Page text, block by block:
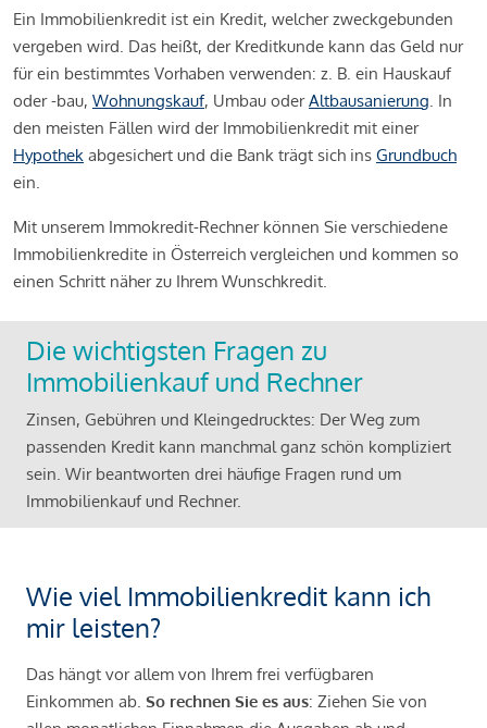
Ein Immobilienkredit ist ein Kredit, welcher zweckgebunden
vergeben wird. Das heißt, der Kreditkunde kann das Geld nur
für ein bestimmtes Vorhaben verwenden: z. B. ein Hauskauf
oder -bau, Wohnungskauf, Umbau oderAltbausanierung. In
den meisten Fällen wird der Immobilienkredit mit einer
Hypothek abgesichert und die Bank trägt sich ins Grundbuch
ein.
Mit unserem Immokredit-Rechner können Sie verschiedene
Immobilienkredite in Österreich vergleichen und kommen so
einen Schritt näher zu Ihrem Wunschkredit.
Die wichtigsten Fragen zu
Immobilienkauf und Rechner
Zinsen, Gebühren und Kleingedrucktes: Der Weg zum
passenden Kredit kann manchmal ganz schön kompliziert
sein. Wir beantworten drei häufige Fragen rund um
Immobilienkauf und Rechner.
Wie viel Immobilienkredit kann ich
mir leisten?
Das hängt vor allem von Ihrem frei verfügbaren
Einkommen ab. So rechnen Sie es aus: Ziehen Sie von